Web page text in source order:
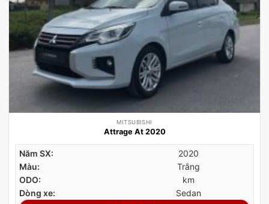
MITSUBISHI
Attrage At 2020
Năm SX:
2020
Màu:
Trắng
ODO:
km
Dòng xe:
Sedan